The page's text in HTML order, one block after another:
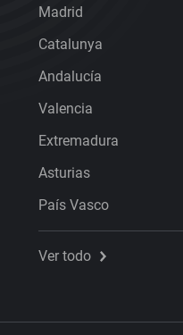
Madrid
Catalunya
Andalucía
Valencia
Extremadura
Asturias
País Vasco
Ver todo